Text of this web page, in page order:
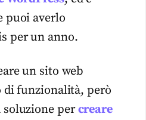
puoi averlo
per un anno.
un sito web
di funzionalità, però
soluzione percreare